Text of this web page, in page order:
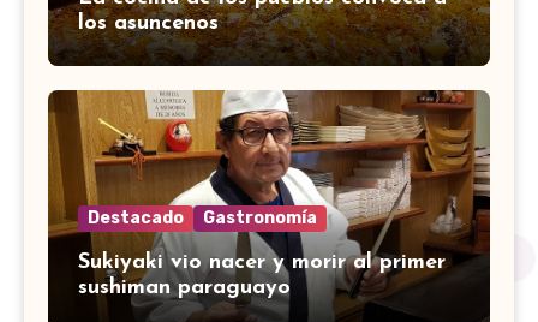
los asuncenos
Destacado Gastronomía
Sukiyaki vio nacer y morir al primer
sushiman paraguayo